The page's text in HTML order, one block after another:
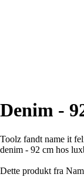
Denim -
Toolz fandt name it
denim - 92 cm hos
Dette produkt fra